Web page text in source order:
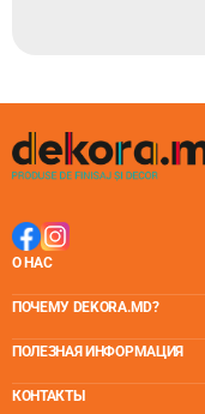
Уникальная
минимальное
дерева придает
обеспечивает
рисунка на
коллекции.
О НАС
ПОЧЕМУ DEKORA.MD?
ПОЛЕЗНАЯ ИНФОРМАЦИЯ
КОНТАКТЫ